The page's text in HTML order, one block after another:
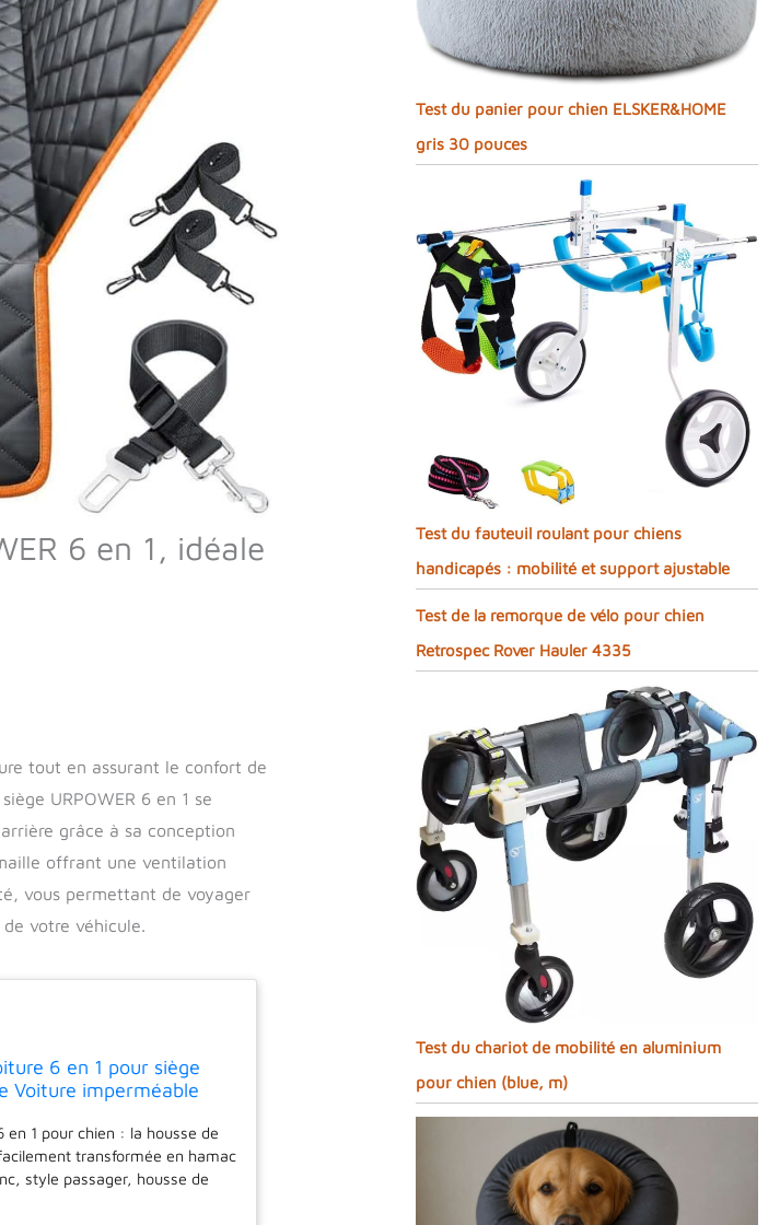
6 en 1, idéale
tout en assurant le confort de
URPOWER 6 en 1 se
grâce à sa conception
offrant une ventilation
vous permettant de voyager
votre véhicule.
6 en 1 pour siège
Voiture imperméable
Voitures
1 pour chien : la housse de
transformée en hamac
style passager, housse de
Test du panier pour chien ELSKER&HOME
gris 30 pouces
Test du fauteuil roulant pour chiens
handicapés : mobilité et support ajustable
Test de la remorque de vélo pour chien
Retrospec Rover Hauler 4335
Test du chariot de mobilité en aluminium
pour chien (blue, m)